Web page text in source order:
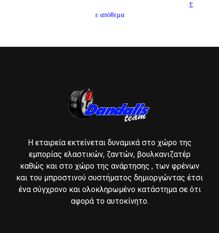
Σ
ε απόθεμα
Η εταιρεία εκτείνεται δυναμικά στο χώρο της
εμπορίας ελαστικών, ζαντών, βουλκανιζατέρ
καθώς και στο χώρο της ανάρτησης , των φρένων
και του μπροστινού συστήματος δημιοργώντας έτσι
ένα σύγχρονο και ολοκληρωμένο κατάστημα σε ότι
αφορά το αυτοκίνητο.